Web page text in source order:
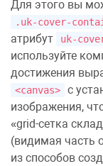
Для этого вы
.uk-cover-
атрибут
uk-
используйте
достижения
<canvas>
с
изображения,
grid-сетка
(видимая часть
из способов